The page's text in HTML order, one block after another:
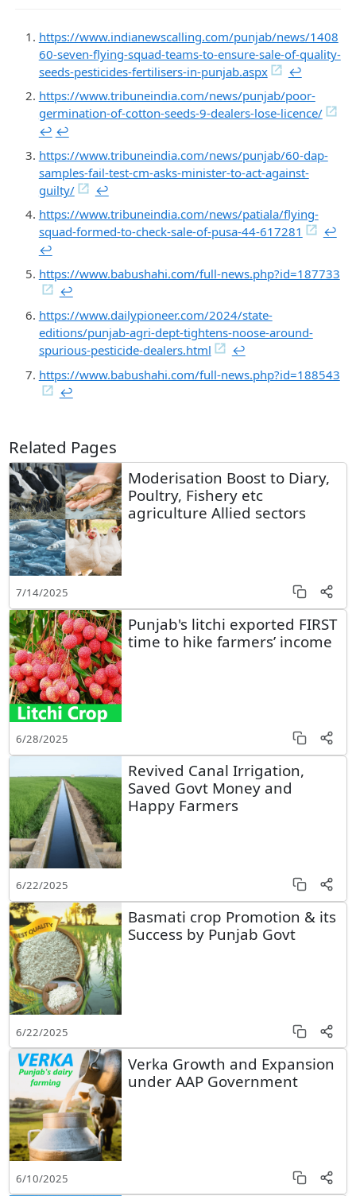
https://www.indianewscalling.com/punjab/news/1408
60-seven-flying-squad-teams-to-ensure-sale-of-quality-
seeds-pesticides-fertilisers-in-punjab.aspx
↩︎
https://www.tribuneindia.com/news/punjab/poor-
germination-of-cotton-seeds-9-dealers-lose-licence/
↩︎ ↩︎
https://www.tribuneindia.com/news/punjab/60-dap-
samples-fail-test-cm-asks-minister-to-act-against-
guilty/
↩︎
https://www.tribuneindia.com/news/patiala/flying-
squad-formed-to-check-sale-of-pusa-44-617281
↩︎
↩︎
https://www.babushahi.com/full-news.php?id=187733
↩︎
https://www.dailypioneer.com/2024/state-
editions/punjab-agri-dept-tightens-noose-around-
spurious-pesticide-dealers.html
↩︎
https://www.babushahi.com/full-news.php?id=188543
↩︎
Related Pages
Moderisation Boost to Diary,
Poultry, Fishery etc
agriculture Allied sectors
7/14/2025
Punjab's litchi exported FIRST
time to hike farmers’ income
6/28/2025
Revived Canal Irrigation,
Saved Govt Money and
Happy Farmers
6/22/2025
Basmati crop Promotion & its
Success by Punjab Govt
6/22/2025
Verka Growth and Expansion
under AAP Government
6/10/2025